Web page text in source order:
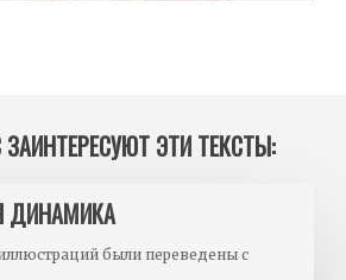
ЭТИ ТЕКСТЫ:
ДИНАМИКА
были переведены с